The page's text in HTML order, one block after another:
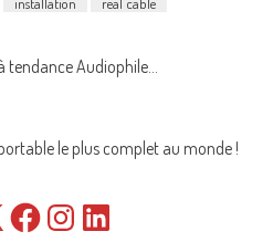
tendance Audiophile…
le plus complet au monde !
FacebookInstagramLinkedIn